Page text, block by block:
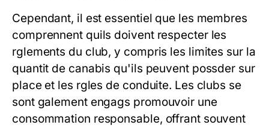
Cependant, il est essentiel que les membres
comprennent quils doivent respecter les
rglements du club, y compris les limites sur la
quantit de canabis qu'ils peuvent possder sur
place et les rgles de conduite. Les clubs se
sont galement engags promouvoir une
consommation responsable, offrant souvent